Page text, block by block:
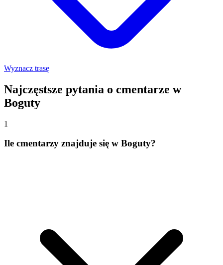
Wyznacz trasę
Najczęstsze pytania o cmentarze w
Boguty
1
Ile cmentarzy znajduje się w Boguty?